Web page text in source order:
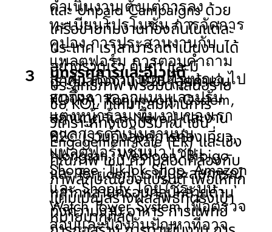
และUnpaid Campaignsด้วย
เครือข่ายทีมงานท้องถิ่นในแต่ละ
ประเทศ เราสามารถดำเนินงานได้
อย่างรวดเร็ว คุ้มค่า และมี
ประสิทธิภาพ พร้อมนำเสนอราย
ชื่อKOLที่เหมาะสมผ่านการ
วิเคราะห์ทั้งเชิงปริมาณ เช่น
Engagement Rate (ER)และเชิง
คุณภาพ เช่น ความสอดคล้องกับ
ภาพลักษณ์ของแบรนด์ เพื่อให้ทุก
แคมเปญสร้างผลลัพธ์ที่ตรงเป้า
หมายมากที่สุด
ดำเนินงาน ตั้งแต่การลง
ทะเบียนโปรโมชัน การจัดการ
คูปอง การประสานงานกับ
แพลตฟอร์ม การตอบคำถาม
ลูกค้า การวางแผนโฆษณา ไป
จนถึงการออกแบบและปรับ
แต่งหน้าร้าน ทีมงานของเรา
ดูแลการดำเนินงานบน
แพลตฟอร์มชั้นนำ เช่น
Shopee, TikTok Shop, Amazon
และ Shopify โดยใช้ระบบ
Watch Tower System เพื่อตรวจ
สอบและป้องกันปัญหาที่อาจ
3 นิทรรศการและอีเวนต์
เราดูแลทั้งงานB2B (ลูกค้าเช่น
KOTRA, Konjinwon, Osstem,
สถานทูต และNaver)และงาน
B2C (รวมถึงองค์การท่องเที่ยว,
Nongsan, Webtoon, Bibigo
และTorriden)เรามีประสบการณ์
หลากหลายครอบคลุมหลายด้าน
ทั้งความงาม อาหาร การแพทย์